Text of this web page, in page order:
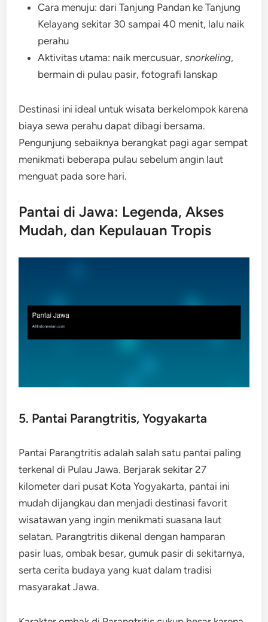
Cara menuju: dari Tanjung Pandan ke Tanjung
Kelayang sekitar 30 sampai 40 menit, lalu naik
perahu
Aktivitas utama: naik mercusuar,snorkeling,
bermain di pulau pasir, fotografi lanskap
Destinasi ini ideal untuk wisata berkelompok karena
biaya sewa perahu dapat dibagi bersama.
Pengunjung sebaiknya berangkat pagi agar sempat
menikmati beberapa pulau sebelum angin laut
menguat pada sore hari.
Pantai di Jawa: Legenda, Akses
Mudah, dan Kepulauan Tropis
5. Pantai Parangtritis, Yogyakarta
Pantai Parangtritis adalah salah satu pantai paling
terkenal di Pulau Jawa. Berjarak sekitar 27
kilometer dari pusat Kota Yogyakarta, pantai ini
mudah dijangkau dan menjadi destinasi favorit
wisatawan yang ingin menikmati suasana laut
selatan. Parangtritis dikenal dengan hamparan
pasir luas, ombak besar, gumuk pasir di sekitarnya,
serta cerita budaya yang kuat dalam tradisi
masyarakat Jawa.